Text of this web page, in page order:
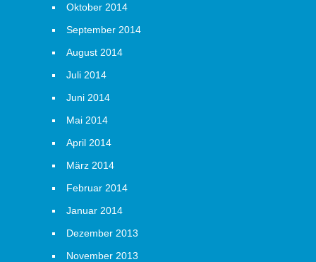
Oktober 2014
September 2014
August 2014
Juli 2014
Juni 2014
Mai 2014
April 2014
März 2014
Februar 2014
Januar 2014
Dezember 2013
November 2013